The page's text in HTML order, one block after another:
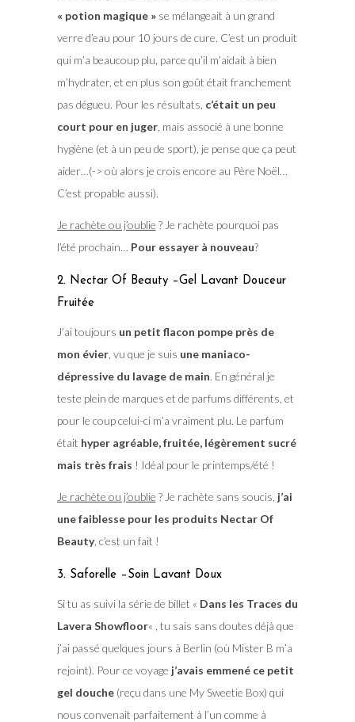
« potion magique »se mélangeait à un grand
verre d’eau pour 10 jours de cure. C’est un produit
qui m’a beaucoup plu, parce qu’il m’aidait à bien
m’hydrater, et en plus son goût était franchement
pas dégueu. Pour les résultats, c’était un peu
court pour en juger, mais associé à une bonne
hygiène (et à un peu de sport), je pense que ça peut
aider…(-> où alors je crois encore au Père Noël…
C’est propable aussi).
Je rachète ou j’oublie ? Je rachète pourquoi pas
l’été prochain… Pour essayer à nouveau?
2. Nectar Of Beauty –Gel Lavant Douceur
Fruitée
J’ai toujours un petit flacon pompe près de
mon évier, vu que je suis une maniaco-
dépressive du lavage de main. En général je
teste plein de marques et de parfums différents, et
pour le coup celui-ci m’a vraiment plu. Le parfum
était hyper agréable, fruitée, légèrement sucré
mais très frais ! Idéal pour le printemps/été !
Je rachète ou j’oublie ? Je rachète sans soucis, j’ai
une faiblesse pour les produits Nectar Of
Beauty, c’est un fait !
3. Saforelle –Soin Lavant Doux
Si tu as suivi la série de billet « Dans les Traces du
Lavera Showfloor« , tu sais sans doutes déjà que
j’ai passé quelques jours à Berlin (où Mister B m’a
rejoint). Pour ce voyage j’avais emmené ce petit
gel douche(reçu dans une My Sweetie Box) qui
nous convenait parfaitement à l’un comme à